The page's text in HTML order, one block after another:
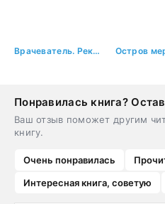
Врачеватель. Ректор Остров
Понравилась книга?
Ваш отзыв поможет другим
книгу.
Очень понравилась
Интересная книга, советую